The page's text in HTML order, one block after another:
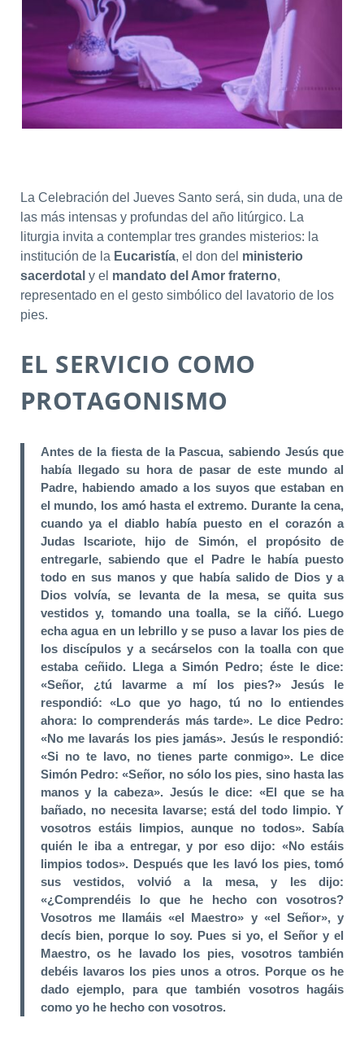
La Celebración del Jueves Santo será, sin duda, una de
las más intensas y profundas del año litúrgico. La
liturgia invita a contemplar tres grandes misterios: la
institución de la Eucaristía, el don del ministerio
sacerdotal y el mandato del Amor fraterno,
representado en el gesto simbólico del lavatorio de los
pies.
EL SERVICIO COMO
PROTAGONISMO
Antes de la fiesta de la Pascua, sabiendo Jesús que
había llegado su hora de pasar de este mundo al
Padre, habiendo amado a los suyos que estaban en
el mundo, los amó hasta el extremo. Durante la cena,
cuando ya el diablo había puesto en el corazón a
Judas Iscariote, hijo de Simón, el propósito de
entregarle, sabiendo que el Padre le había puesto
todo en sus manos y que había salido de Dios y a
Dios volvía, se levanta de la mesa, se quita sus
vestidos y, tomando una toalla, se la ciñó. Luego
echa agua en un lebrillo y se puso a lavar los pies de
los discípulos y a secárselos con la toalla con que
estaba ceñido. Llega a Simón Pedro; éste le dice:
«Señor, ¿tú lavarme a mí los pies?» Jesús le
respondió: «Lo que yo hago, tú no lo entiendes
ahora: lo comprenderás más tarde». Le dice Pedro:
«No me lavarás los pies jamás». Jesús le respondió:
«Si no te lavo, no tienes parte conmigo». Le dice
Simón Pedro: «Señor, no sólo los pies, sino hasta las
manos y la cabeza». Jesús le dice: «El que se ha
bañado, no necesita lavarse; está del todo limpio. Y
vosotros estáis limpios, aunque no todos». Sabía
quién le iba a entregar, y por eso dijo: «No estáis
limpios todos». Después que les lavó los pies, tomó
sus vestidos, volvió a la mesa, y les dijo:
«¿Comprendéis lo que he hecho con vosotros?
Vosotros me llamáis «el Maestro» y «el Señor», y
decís bien, porque lo soy. Pues si yo, el Señor y el
Maestro, os he lavado los pies, vosotros también
debéis lavaros los pies unos a otros. Porque os he
dado ejemplo, para que también vosotros hagáis
como yo he hecho con vosotros.